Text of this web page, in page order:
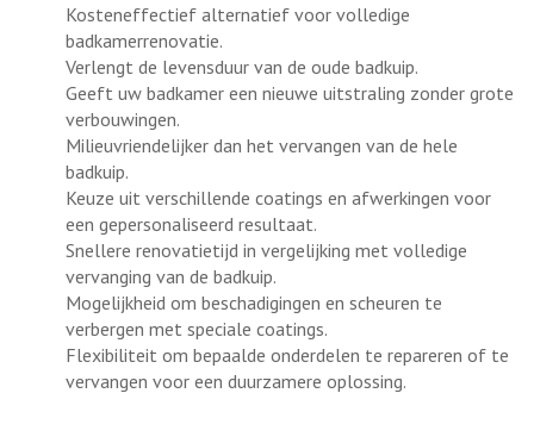
Kosteneffectief alternatief voor volledige
badkamerrenovatie.
Verlengt de levensduur van de oude badkuip.
Geeft uw badkamer een nieuwe uitstraling zonder grote
verbouwingen.
Milieuvriendelijker dan het vervangen van de hele
badkuip.
Keuze uit verschillende coatings en afwerkingen voor
een gepersonaliseerd resultaat.
Snellere renovatietijd in vergelijking met volledige
vervanging van de badkuip.
Mogelijkheid om beschadigingen en scheuren te
verbergen met speciale coatings.
Flexibiliteit om bepaalde onderdelen te repareren of te
vervangen voor een duurzamere oplossing.